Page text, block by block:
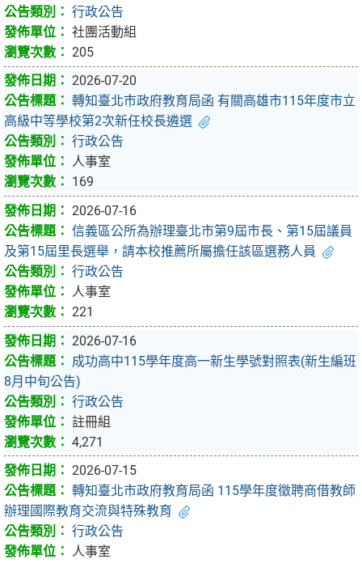
行政公告
社團活動組
205
2026-07-20
轉知臺北市政府教育局函 有關高雄市115年度市立
高級中等學校第2次新任校長遴選
行政公告
人事室
169
2026-07-16
信義區公所為辦理臺北市第9屆市長、第15屆議員
及第15屆里長選舉，請本校推薦所屬擔任該區選務人員
行政公告
人事室
221
2026-07-16
成功高中115學年度高一新生學號對照表(新生編班
8月中旬公告)
行政公告
註冊組
4,271
2026-07-15
轉知臺北市政府教育局函 115學年度徵聘商借教師
辦理國際教育交流與特殊教育
行政公告
人事室